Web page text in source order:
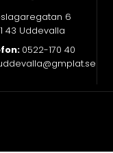
6
43 Uddevalla
0522-170 40